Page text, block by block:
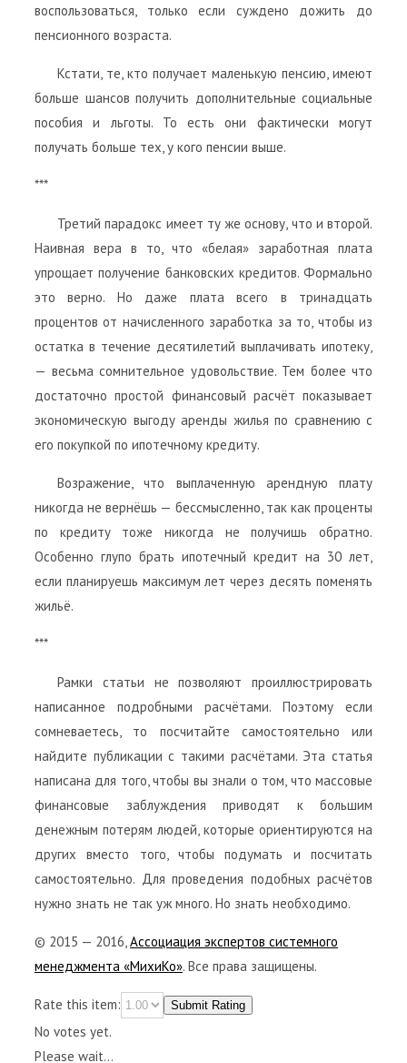
воспользоваться, только если суждено дожить до
пенсионного возраста.
Кстати, те, кто получает маленькую пенсию, имеют
больше шансов получить дополнительные социальные
пособия и льготы. То есть они фактически могут
получать больше тех, у кого пенсии выше.
***
Третий парадокс имеет ту же основу, что и второй.
Наивная вера в то, что «белая» заработная плата
упрощает получение банковских кредитов. Формально
это верно. Но даже плата всего в тринадцать
процентов от начисленного заработка за то, чтобы из
остатка в течение десятилетий выплачивать ипотеку,
— весьма сомнительное удовольствие. Тем более что
достаточно простой финансовый расчёт показывает
экономическую выгоду аренды жилья по сравнению с
его покупкой по ипотечному кредиту.
Возражение, что выплаченную арендную плату
никогда не вернёшь — бессмысленно, так как проценты
по кредиту тоже никогда не получишь обратно.
Особенно глупо брать ипотечный кредит на 30 лет,
если планируешь максимум лет через десять поменять
жильё.
***
Рамки статьи не позволяют проиллюстрировать
написанное подробными расчётами. Поэтому если
сомневаетесь, то посчитайте самостоятельно или
найдите публикации с такими расчётами. Эта статья
написана для того, чтобы вы знали о том, что массовые
финансовые заблуждения приводят к большим
денежным потерям людей, которые ориентируются на
других вместо того, чтобы подумать и посчитать
самостоятельно. Для проведения подобных расчётов
нужно знать не так уж много. Но знать необходимо.
© 2015 — 2016, Ассоциация экспертов системного
менеджмента «МихиКо». Все права защищены.
Rate this item: Submit Rating
No votes yet.
Please wait...